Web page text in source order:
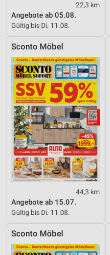
22,3 km
Angebote ab 05.08.
Gültig bis Di. 11.08.
Sconto Möbel
44,3 km
Angebote ab 15.07.
Gültig bis Di. 11.08.
Sconto Möbel